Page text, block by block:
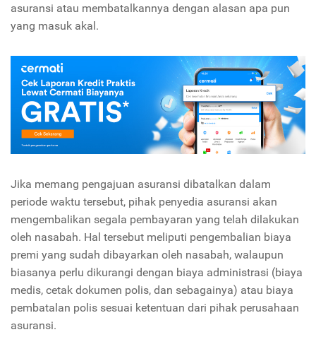
asuransi atau membatalkannya dengan alasan apa pun
yang masuk akal.
Jika memang pengajuan asuransi dibatalkan dalam
periode waktu tersebut, pihak penyedia asuransi akan
mengembalikan segala pembayaran yang telah dilakukan
oleh nasabah. Hal tersebut meliputi pengembalian biaya
premi yang sudah dibayarkan oleh nasabah, walaupun
biasanya perlu dikurangi dengan biaya administrasi (biaya
medis, cetak dokumen polis, dan sebagainya) atau biaya
pembatalan polis sesuai ketentuan dari pihak perusahaan
asuransi.